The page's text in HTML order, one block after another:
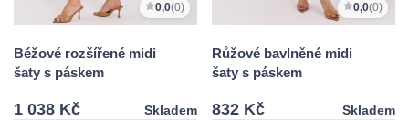
0,0(0)
Béžové rozšířené midi
šaty s páskem
1 038 Kč
Skladem
0,0(0)
Růžové bavlněné midi
šaty s páskem
832 Kč
Skladem